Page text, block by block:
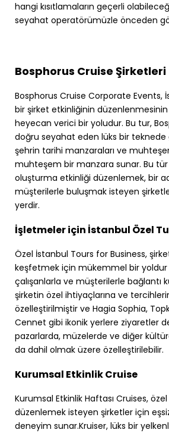
hangi kısıtlamaların geçerli
seyahat operatörümüzle önceden
Bosphorus Cruise Şirketleri
Bosphorus Cruise Corporate Events,
bir şirket etkinliğinin
heyecan verici bir yoludur. Bu tur,
doğru seyahat eden lüks bir teknede
şehrin tarihi manzaraları ve
muhteşem bir manzara sunar. Bu tür
oluşturma etkinliği düzenlemek, bir
müşterilerle buluşmak isteyen
yerdir.
İşletmeler için İstanbul Özel
Özel İstanbul Tours for Business,
keşfetmek için mükemmel bir yoldur
çalışanlarla ve müşterilerle bağlantı
şirketin özel ihtiyaçlarına ve
özelleştirilmiştir ve Hagia Sophia,
Cennet gibi ikonik yerlere ziyaretler
pazarlarda, müzelerde ve diğer
da dahil olmak üzere özelleştirilebilir.
Kurumsal Etkinlik Cruise
Kurumsal Etkinlik Haftası Cruises,
düzenlemek isteyen şirketler için
deneyim sunar.Kruiser, lüks bir